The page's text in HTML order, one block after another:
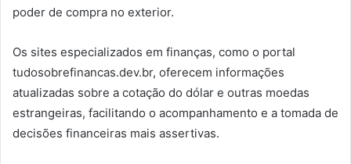
poder de compra no exterior.
Os sites especializados em finanças, como o portal
tudosobrefinancas.dev.br, oferecem informações
atualizadas sobre a cotação do dólar e outras moedas
estrangeiras, facilitando o acompanhamento e a tomada de
decisões financeiras mais assertivas.